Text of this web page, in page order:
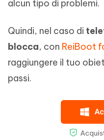
alcun tipo di problemi.
Quindi, nel caso di
blocca, con ReiBoot
raggiungere il tuo
passi.